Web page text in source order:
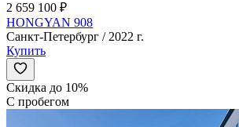
2 659 100 ₽
HONGYAN 908
Санкт-Петербург / 2022 г.
Купить
Скидка до 10%
С пробегом